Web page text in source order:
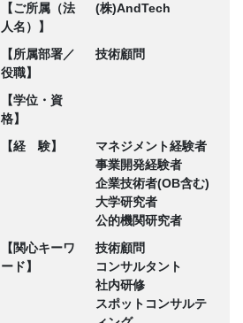
【ご所属（法
人名）】
(株)AndTech
【所属部署／
役職】
技術顧問
【学位・資
格】
【経 験】
マネジメント経験者
事業開発経験者
企業技術者(OB含む)
大学研究者
公的機関研究者
【関心キーワ
ード】
技術顧問
コンサルタント
社内研修
スポットコンサルテ